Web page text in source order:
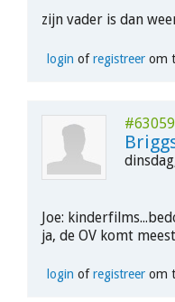
zijn vader is dan
login ofregistreerom
#63059
Joe:
ja, de OV komt
login ofregistreerom